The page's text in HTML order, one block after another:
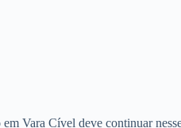
Vara Cível deve continuar